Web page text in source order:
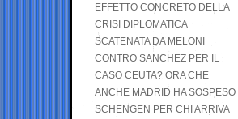
EFFETTO CONCRETO DELLA
CRISI DIPLOMATICA
SCATENATA DA MELONI
CONTRO SANCHEZ PER IL
CASO CEUTA? ORA CHE
ANCHE MADRID HA SOSPESO
SCHENGEN PER CHI ARRIVA